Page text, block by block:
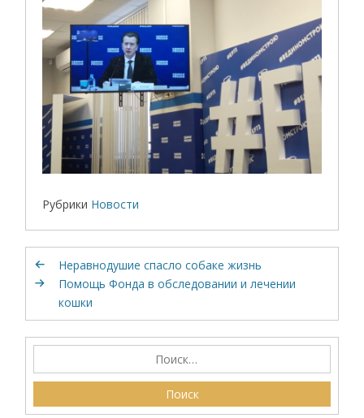
Рубрики Новости
Неравнодушие спасло собаке жизнь
Помощь Фонда в обследовании и лечении
кошки